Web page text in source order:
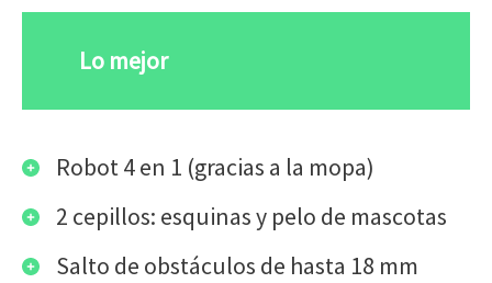
Lo mejor
Robot 4 en 1 (gracias a la mopa)
2 cepillos: esquinas y pelo de mascotas
Salto de obstáculos de hasta 18 mm